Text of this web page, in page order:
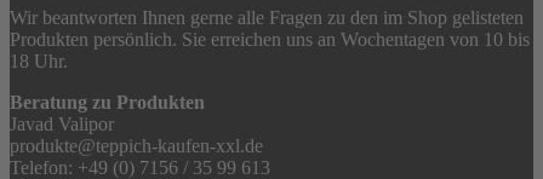
Wir beantworten Ihnen gerne alle Fragen zu den im Shop gelisteten
Produkten persönlich. Sie erreichen uns an Wochentagen von 10 bis
18 Uhr.
Beratung zu Produkten
Javad Valipor
produkte@teppich-kaufen-xxl.de
Telefon: +49 (0) 7156 / 35 99 613